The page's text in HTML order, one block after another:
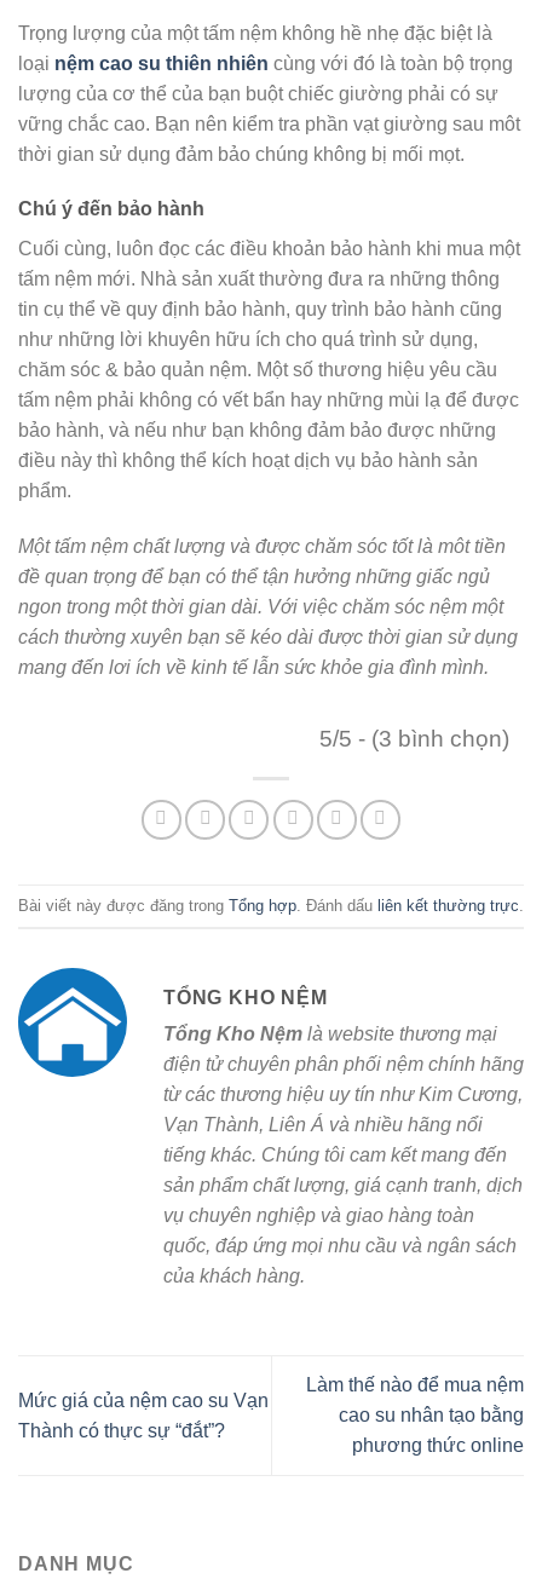
Trọng lượng của một tấm nệm không hề nhẹ đặc biệt là
loại nệm cao su thiên nhiên cùng với đó là toàn bộ trọng
lượng của cơ thể của bạn buột chiếc giường phải có sự
vững chắc cao. Bạn nên kiểm tra phần vạt giường sau môt
thời gian sử dụng đảm bảo chúng không bị mối mọt.
Chú ý đến bảo hành
Cuối cùng, luôn đọc các điều khoản bảo hành khi mua một
tấm nệm mới. Nhà sản xuất thường đưa ra những thông
tin cụ thể về quy định bảo hành, quy trình bảo hành cũng
như những lời khuyên hữu ích cho quá trình sử dụng,
chăm sóc & bảo quản nệm. Một số thương hiệu yêu cầu
tấm nệm phải không có vết bẩn hay những mùi lạ để được
bảo hành, và nếu như bạn không đảm bảo được những
điều này thì không thể kích hoạt dịch vụ bảo hành sản
phẩm.
Một tấm nệm chất lượng và được chăm sóc tốt là môt tiền
đề quan trọng để bạn có thể tận hưởng những giấc ngủ
ngon trong một thời gian dài. Với việc chăm sóc nệm một
cách thường xuyên bạn sẽ kéo dài được thời gian sử dụng
mang đến lơi ích về kinh tế lẫn sức khỏe gia đình mình.
5/5 - (3 bình chọn)
Bài viết này được đăng trong Tổng hợp . Đánh dấu liên kết thường trực
TỔNG KHO NỆM
Tổng Kho Nệm là website thương mại
điện tử chuyên phân phối nệm chính hãng
từ các thương hiệu uy tín như Kim Cương,
Vạn Thành, Liên Á và nhiều hãng nổi
tiếng khác. Chúng tôi cam kết mang đến
sản phẩm chất lượng, giá cạnh tranh, dịch
vụ chuyên nghiệp và giao hàng toàn
quốc, đáp ứng mọi nhu cầu và ngân sách
của khách hàng.
Mức giá của nệm cao su Vạn
Thành có thực sự “đắt”?
Làm thế nào để mua nệm
cao su nhân tạo bằng
phương thức online
DANH MỤC